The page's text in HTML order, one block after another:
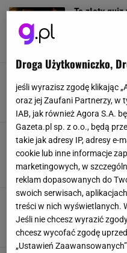
To złoty
ziemia
DOLNY ŚLĄSK
Złotą kawę
hit. A
gotowy
CIEKAWOSTKI
Polska
znajdziecie
CIEKAWOSTKI
Droga Użytkowniczko,
jeśli wyrazisz zgodę klikając
oraz jej Zaufani Partnerzy, w
IAB, jak również Agora S.A.
Gazeta.pl sp. z o.o., będą
takie jak adresy IP, adresy e-
cookie lub inne informacje
marketingowych, w
reklam dopasowanych do
swoich serwisach,
treści w nich wyświetlanych.
Jeśli nie chcesz wyrazić
chcesz wycofać zgodę
„Ustawień